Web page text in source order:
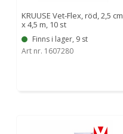
KRUUSE Vet-Flex, röd, 2,5 cm
x 4,5 m, 10 st
Finns i lager, 9 st
Art nr. 1607280